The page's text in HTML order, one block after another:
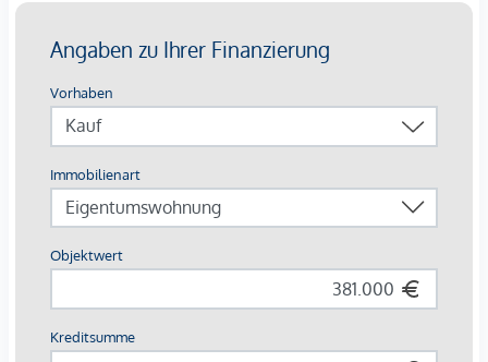
Wärmerückgewinnungskonzept
außenliegender Sonnenschutz mittels elektrisch
bedienbarer Raffstores
3-Scheiben-Verglaste Kunststofffenster mit
Aluminium-Deckschalen
Walk-In-Duschen mit Glastrennwand bzw.
Badewannen, je nach Grundriss
Eichenparkett in den Wohnräumen
Fliesen in Bad, WC und Abstellräumen
Die Lage:
Die Lage überzeugt mit kurzen Wegen und hoher